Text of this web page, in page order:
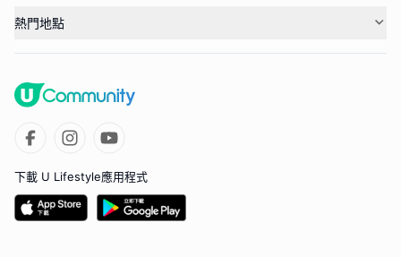
熱門地點
下載 U Lifestyle應用程式